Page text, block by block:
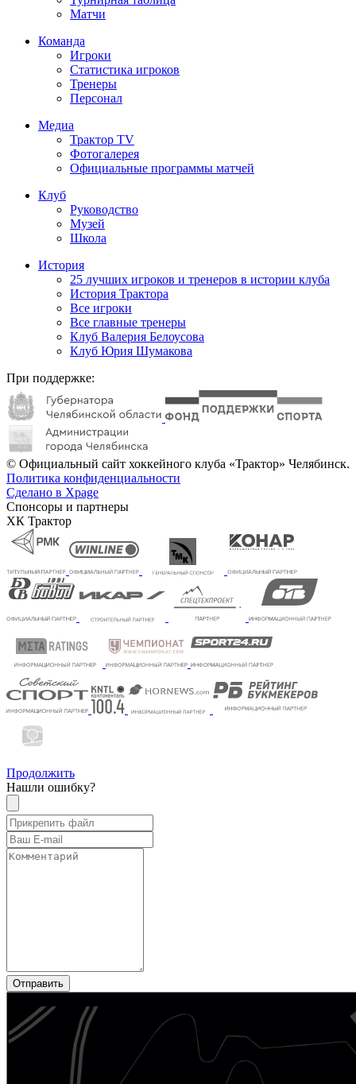
Матчи
Команда
Игроки
Статистика игроков
Тренеры
Персонал
Медиа
Трактор TV
Фотогалерея
Официальные программы матчей
Клуб
Руководство
Музей
Школа
История
25 лучших игроков и тренеров в истории клуба
История Трактора
Все игроки
Все главные тренеры
Клуб Валерия Белоусова
Клуб Юрия Шумакова
При поддержке:
© Официальный сайт хоккейного клуба «Трактор» Челябинск.
Политика конфиденциальности
Сделано в Xpage
Спонсоры и партнеры
ХК Трактор
Продолжить
Нашли ошибку?